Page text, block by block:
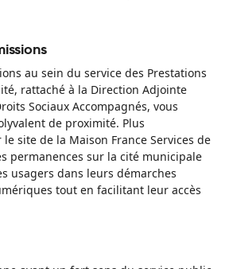
territoriale.
c’est aussi intégrer une équipe
fortes d’écoute, d'égalité
et d’action collective.
de travail
au sein du service des Prestations
rattaché à la Direction Adjointe
Sociaux Accompagnés, vous
de proximité. Plus
site de la Maison France Services de
permanences sur la cité municipale
usagers dans leurs démarches
tout en facilitant leur accès
les opérateurs partenaires de l'État.
administratif : - Accueillir,
usagers dans leurs démarches
à la constitution et au suivi des